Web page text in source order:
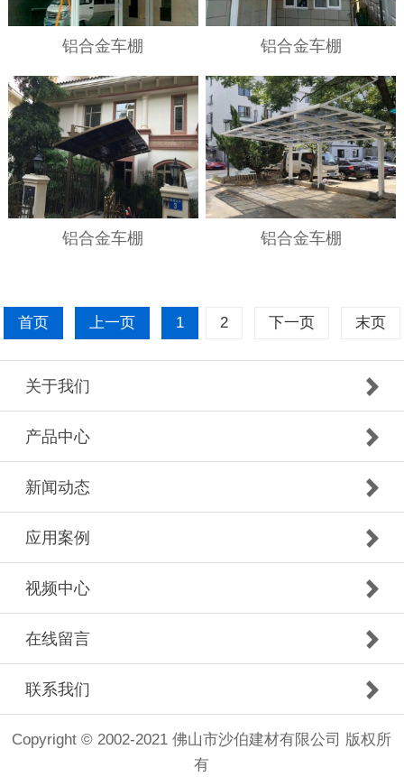
铝合金车棚 铝合金车棚
铝合金车棚 铝合金车棚
首页 上一页 1 2 下一页 末页
关于我们
产品中心
新闻动态
应用案例
视频中心
在线留言
联系我们
Copyright © 2002-2021 佛山市沙伯建材有限公司 版权所
有